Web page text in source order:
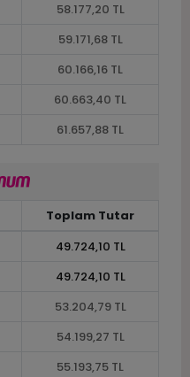
58.177,20 TL
59.171,68 TL
60.166,16 TL
60.663,40 TL
61.657,88 TL
Toplam Tutar
49.724,10 TL
49.724,10 TL
53.204,79 TL
54.199,27 TL
55.193,75 TL